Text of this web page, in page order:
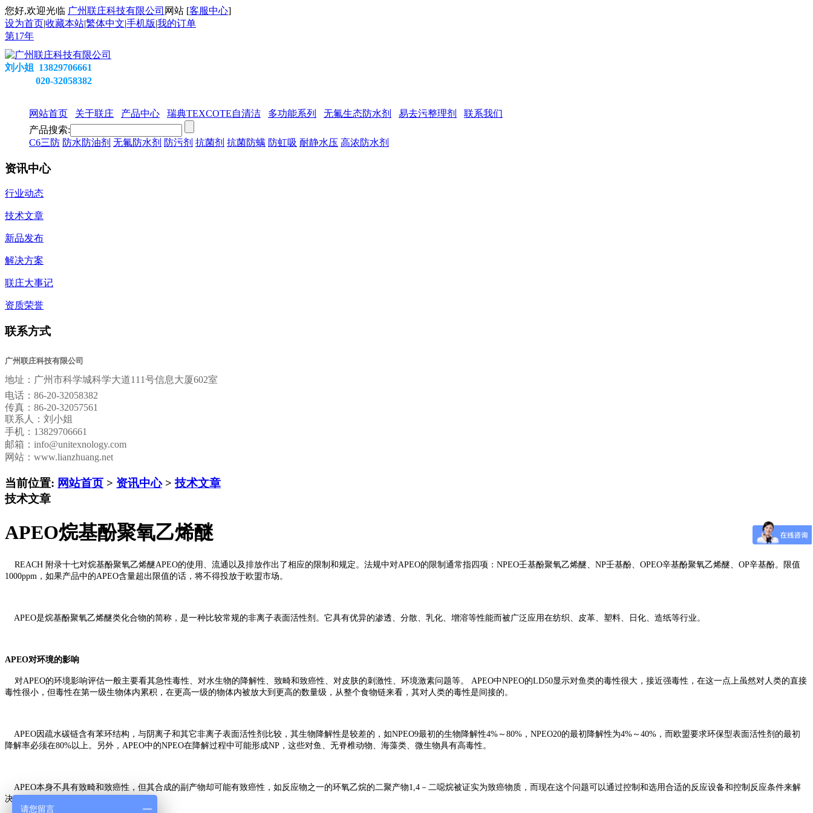
您好,欢迎光临 广州联庄科技有限公司 网站 [客服中心]
设为首页|收藏本站|繁体中文|手机版|我的订单
第17年
刘小姐 13829706661
020-32058382
网站首页 关于联庄 产品中心 瑞典TEXCOTE自清洁 多功能系列 无氟生态防水剂 易去污整理剂
联系我们
产品搜索:
C6三防 防水防油剂 无氟防水剂 防污剂 抗菌剂 抗菌防螨 防虹吸 耐静水压 高浓防水剂
资讯中心
行业动态
技术文章
新品发布
解决方案
联庄大事记
资质荣誉
联系方式
广州联庄科技有限公司
地址： 广州市科学城科学大道111号信息大厦602室
电话： 86-20-32058382
传真： 86-20-32057561
联系人：刘小姐
手机：13829706661
邮箱： info@unitexnology.com
网站：www.lianzhuang.net
当前位置: 网站首页 > 资讯中心>技术文章
技术文章
APEO烷基酚聚氧乙烯醚
REACH 附录十七对烷基酚聚氧乙烯醚APEO的使用、流通以及排放作出了相应的限制和规定。法规中对APEO的限制通常指四项：NPEO壬基酚聚氧乙烯醚、NP壬基酚、OPEO辛基酚聚氧乙烯醚、OP辛基酚。限值
1000ppm，如果产品中的APEO含量超出限值的话，将不得投放于欧盟市场。
APEO是烷基酚聚氧乙烯醚类化合物的简称，是一种比较常规的非离子表面活性剂。它具有优异的渗透、分散、乳化、增溶等性能而被广泛应用在纺织、皮革、塑料、日化、造纸等行业。
APEO对环境的影响
对APEO的环境影响评估一般主要看其急性毒性、对水生物的降解性、致畸和致癌性、对皮肤的刺激性、环境激素问题等。 APEO中NPEO的LD50显示对鱼类的毒性很大，接近强毒性，在这一点上虽然对人类的直接
毒性很小，但毒性在第一级生物体内累积，在更高一级的物体内被放大到更高的数量级，从整个食物链来看，其对人类的毒性是间接的。
APEO因疏水碳链含有苯环结构，与阴离子和其它非离子表面活性剂比较，其生物降解性是较差的，如NPEO9最初的生物降解性4%～80%，NPEO20的最初降解性为4%～40%，而欧盟要求环保型表面活性剂的最初
降解率必须在80%以上。另外，APEO中的NPEO在降解过程中可能形成NP，这些对鱼、无脊椎动物、海藻类、微生物具有高毒性。
APEO本身不具有致畸和致癌性，但其合成的副产物却可能有致癌性，如反应物之一的环氧乙烷的二聚产物1,4－二噁烷被证实为致癌物质，而现在这个问题可以通过控制和选用合适的反应设备和控制反应条件来解
决。
请您留言